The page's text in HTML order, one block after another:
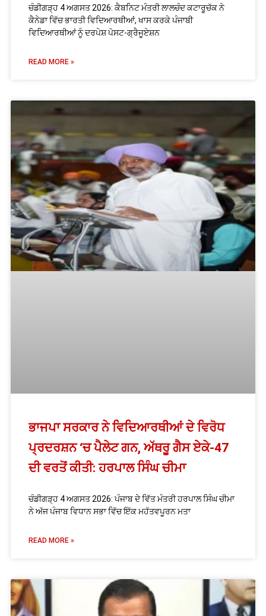
ਚੰਡੀਗੜ੍ਹ 4 ਅਗਸਤ 2026: ਕੈਬਨਿਟ ਮੰਤਰੀ ਲਾਲਚੰਦ ਕਟਾਰੂਚੱਕ ਨੇ
ਕੈਨੇਡਾ ਵਿੱਚ ਭਾਰਤੀ ਵਿਦਿਆਰਥੀਆਂ, ਖਾਸ ਕਰਕੇ ਪੰਜਾਬੀ
ਵਿਦਿਆਰਥੀਆਂ ਨੂੰ ਦਰਪੇਸ਼ ਪੋਸਟ-ਗ੍ਰੈਜੂਏਸ਼ਨ
READ MORE »
ਭਾਜਪਾ ਸਰਕਾਰ ਨੇ ਵਿਦਿਆਰਥੀਆਂ ਦੇ ਵਿਰੋਧ
ਪ੍ਰਦਰਸ਼ਨ ‘ਚ ਪੈਲੇਟ ਗਨ, ਅੱਥਰੂ ਗੈਸ ਏਕੇ-47
ਦੀ ਵਰਤੋਂ ਕੀਤੀ: ਹਰਪਾਲ ਸਿੰਘ ਚੀਮਾ
ਚੰਡੀਗੜ੍ਹ 4 ਅਗਸਤ 2026: ਪੰਜਾਬ ਦੇ ਵਿੱਤ ਮੰਤਰੀ ਹਰਪਾਲ ਸਿੰਘ ਚੀਮਾ
ਨੇ ਅੱਜ ਪੰਜਾਬ ਵਿਧਾਨ ਸਭਾ ਵਿੱਚ ਇੱਕ ਮਹੱਤਵਪੂਰਨ ਮਤਾ
READ MORE »